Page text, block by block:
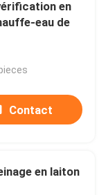
en
eau de
Contact
en laiton